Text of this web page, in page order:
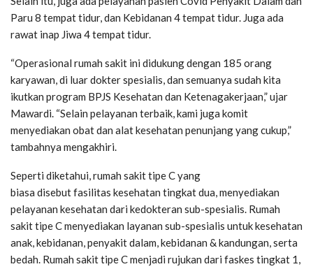
Paru 8 tempat tidur, dan Kebidanan 4 tempat tidur. Juga ada
rawat inap Jiwa 4 tempat tidur.
“Operasional rumah sakit ini didukung dengan 185 orang
karyawan, di luar dokter spesialis, dan semuanya sudah kita
ikutkan program BPJS Kesehatan dan Ketenagakerjaan,” ujar
Mawardi. “Selain pelayanan terbaik, kami juga komit
menyediakan obat dan alat kesehatan penunjang yang cukup,”
tambahnya mengakhiri.
Seperti diketahui, rumah sakit tipe C yang
biasa disebut fasilitas kesehatan tingkat dua, menyediakan
pelayanan kesehatan dari kedokteran sub-spesialis. Rumah
sakit tipe C menyediakan layanan sub-spesialis untuk kesehatan
anak, kebidanan, penyakit dalam, kebidanan & kandungan, serta
bedah. Rumah sakit tipe C menjadi rujukan dari faskes tingkat 1,